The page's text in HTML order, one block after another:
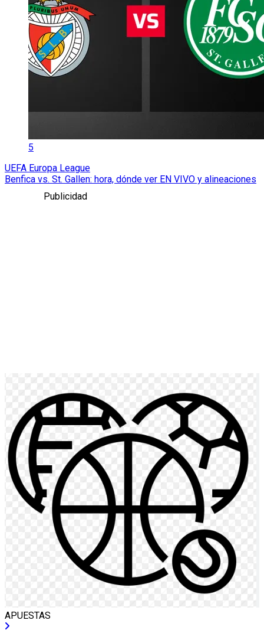
5
UEFA Europa League
Benfica vs. St. Gallen: hora, dónde ver EN VIVO y alineaciones
Publicidad
APUESTAS